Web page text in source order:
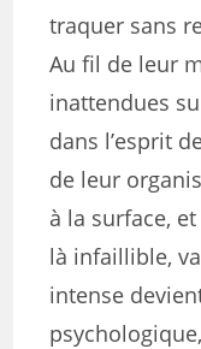
traquer sans
Au fil de leur
inattendues
dans l’esprit
de leur
à la surface, et
là infaillible,
intense